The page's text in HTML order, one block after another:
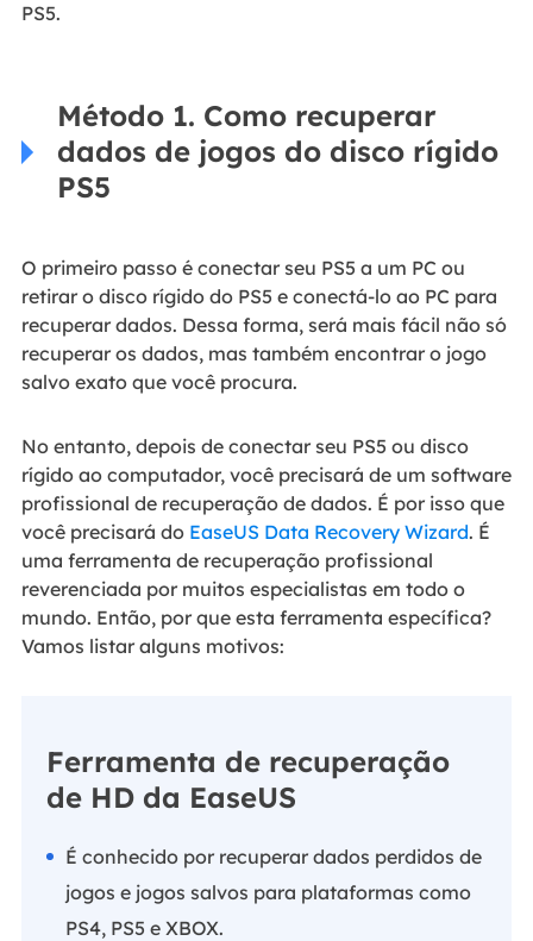
PS5.
Método 1. Como recuperar
dados de jogos do disco rígido
PS5
O primeiro passo é conectar seu PS5 a um PC ou
retirar o disco rígido do PS5 e conectá-lo ao PC para
recuperar dados. Dessa forma, será mais fácil não só
recuperar os dados, mas também encontrar o jogo
salvo exato que você procura.
No entanto, depois de conectar seu PS5 ou disco
rígido ao computador, você precisará de um software
profissional de recuperação de dados. É por isso que
você precisará do EaseUS Data Recovery Wizard. É
uma ferramenta de recuperação profissional
reverenciada por muitos especialistas em todo o
mundo. Então, por que esta ferramenta específica?
Vamos listar alguns motivos:
Ferramenta de recuperação
de HD da EaseUS
É conhecido por recuperar dados perdidos de
jogos e jogos salvos para plataformas como
PS4, PS5 e XBOX.